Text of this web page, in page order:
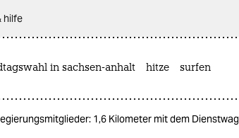
hilfe
in sachsen-anhalt hitze surfen
1,6 Kilometer mit dem